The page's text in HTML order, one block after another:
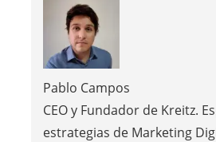
Pablo Campos
CEO y Fundador de Kreitz.
estrategias de Marketing